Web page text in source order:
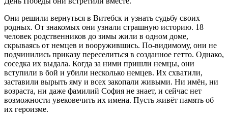
Они решили вернуться в Витебск и узнать судьбу своих
родных. От знакомых они узнали страшную историю. 18
человек родственников до зимы жили в одном доме,
скрываясь от немцев и вооружившись. По-видимому, они не
подчинились приказу переселиться в созданное гетто. Однако,
соседка их выдала. Когда за ними пришли немцы, они
вступили в бой и убили несколько немцев. Их схватили,
заставили вырыть яму и всех закопали живыми. Ни имён, ни
возраста, ни даже фамилий София не знает, и сейчас нет
возможности увековечить их имена. Пусть живёт память об
их героизме.